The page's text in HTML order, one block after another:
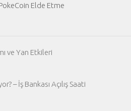
Elde Etme
ve Yan Etkileri
– İş Bankası Açılış Saati